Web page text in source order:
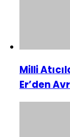
Milli
Er’den